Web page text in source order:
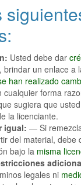
Usted debe dar
, brindar un enlace a
han realizado
cualquier forma
sugiera que
la licenciante.
igual: — Si
del material, debe
bajo la misma
legales ni